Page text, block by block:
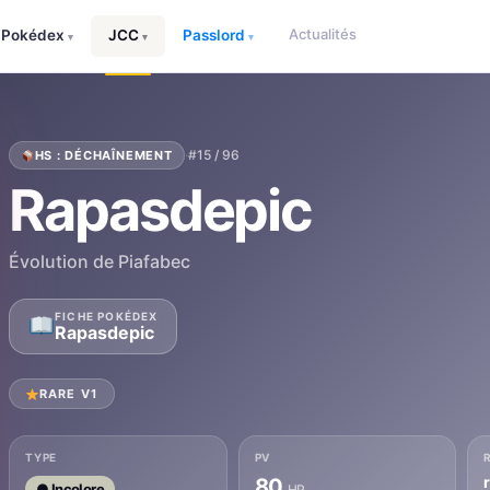
Pokédex ▾ JCC ▾ Passlord ▾ Actualités
HS : DÉCHAÎNEMENT ·#15 / 96
Rapasdepic
Évolution de Piafabec
FICHE POKÉDEX
Rapasdepic
RARE V1
TYPE PV